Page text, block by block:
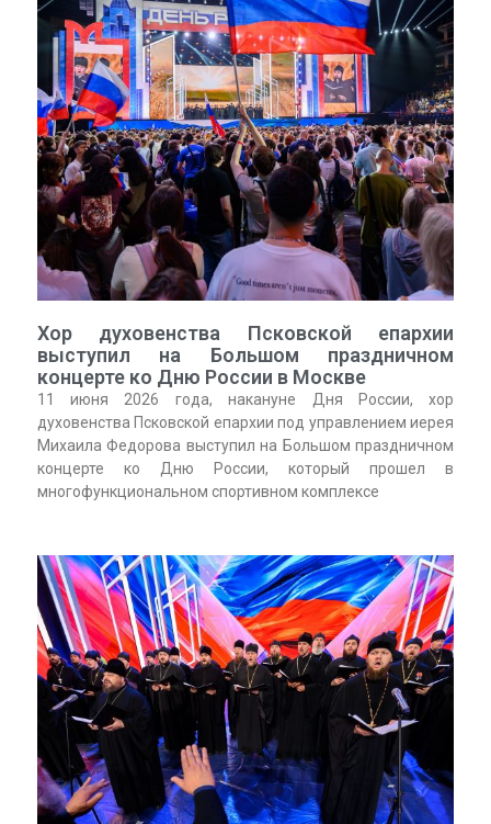
Хор духовенства Псковской епархии
выступил на Большом праздничном
концерте ко Дню России в Москве
11 июня 2026 года, накануне Дня России, хор
духовенства Псковской епархии под управлением иерея
Михаила Федорова выступил на Большом праздничном
концерте ко Дню России, который прошел в
многофункциональном спортивном комплексе